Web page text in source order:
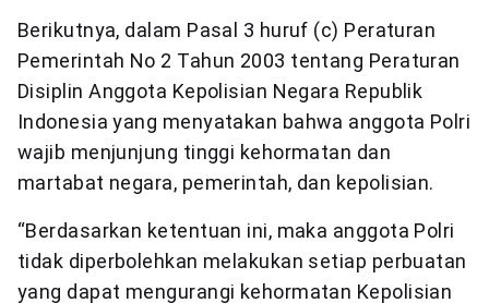
Berikutnya, dalam Pasal 3 huruf (c) Peraturan
Pemerintah No 2 Tahun 2003 tentang Peraturan
Disiplin Anggota Kepolisian Negara Republik
Indonesia yang menyatakan bahwa anggota Polri
wajib menjunjung tinggi kehormatan dan
martabat negara, pemerintah, dan kepolisian.
“Berdasarkan ketentuan ini, maka anggota Polri
tidak diperbolehkan melakukan setiap perbuatan
yang dapat mengurangi kehormatan Kepolisian